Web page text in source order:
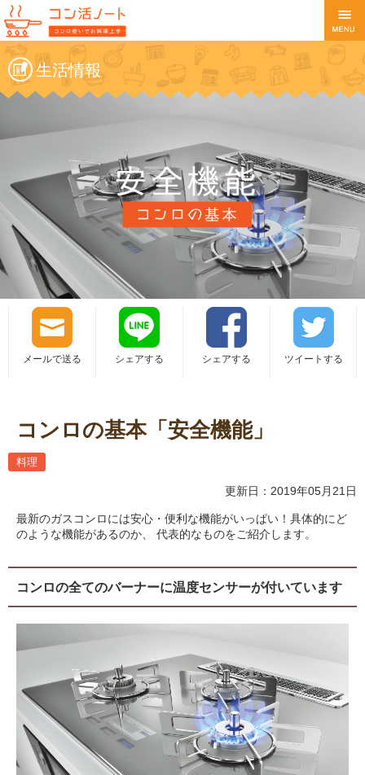
生活情報
メールで送る シェアする シェアする ツイートする
コンロの基本「安全機能」
料理
更新日：2019年05月21日
最新のガスコンロには安心・便利な機能がいっぱい！具体的にど
のような機能があるのか、 代表的なものをご紹介します。
コンロの全てのバーナーに温度センサーが付いています